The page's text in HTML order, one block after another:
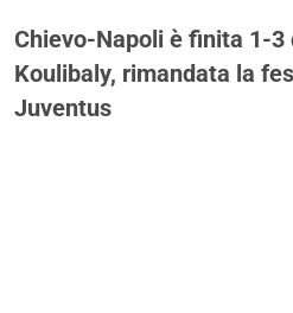
Chievo-Napoli è finita 1-3
Koulibaly, rimandata la
Juventus